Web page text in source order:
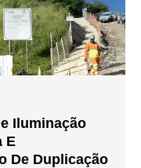
Iluminação
E
De Duplicação